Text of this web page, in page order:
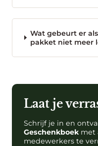
Wat gebeurt er
pakket niet meer
Laat je
Schrijf je in en
Geschenkboek met
medewerkers te